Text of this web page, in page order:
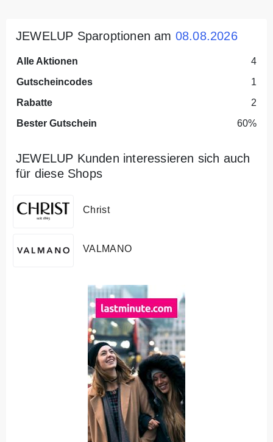
JEWELUP Sparoptionen am 08.08.2026
Alle Aktionen
4
Gutscheincodes
1
Rabatte
2
Bester Gutschein
60%
JEWELUP Kunden interessieren sich auch
für diese Shops
Christ
VALMANO